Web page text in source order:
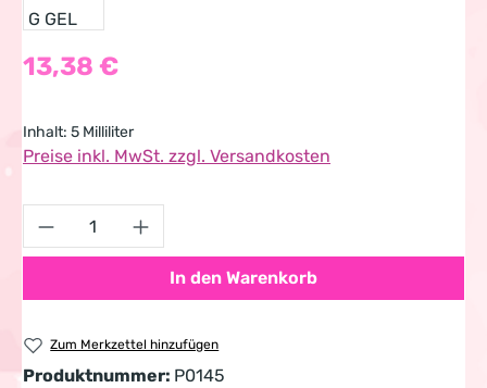
Regulärer Preis:
13,38 €
Inhalt: 5 Milliliter
Preise inkl. MwSt. zzgl. Versandkosten
Produkt Anzahl: Gib den gewünschten
In den Warenkorb
Zum Merkzettel hinzufügen
Produktnummer: P0145